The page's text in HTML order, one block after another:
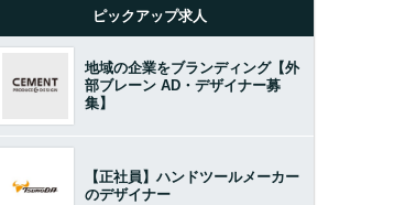
ピックアップ求人
地域の企業をブランディング【外
部ブレーン AD・デザイナー募
集】
【正社員】ハンドツールメーカー
のデザイナー